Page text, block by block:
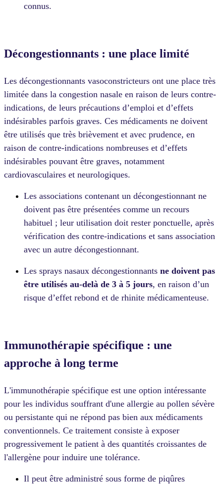
connus.
Décongestionnants : une place limité
Les décongestionnants vasoconstricteurs ont une place très
limitée dans la congestion nasale en raison de leurs contre-
indications, de leurs précautions d’emploi et d’effets
indésirables parfois graves. Ces médicaments ne doivent
être utilisés que très brièvement et avec prudence, en
raison de contre-indications nombreuses et d’effets
indésirables pouvant être graves, notamment
cardiovasculaires et neurologiques.
Les associations contenant un décongestionnant ne
doivent pas être présentées comme un recours
habituel ; leur utilisation doit rester ponctuelle, après
vérification des contre-indications et sans association
avec un autre décongestionnant.
Les sprays nasaux décongestionnants ne doivent pas
être utilisés au-delà de 3 à 5 jours, en raison d’un
risque d’effet rebond et de rhinite médicamenteuse.
Immunothérapie spécifique : une
approche à long terme
L'immunothérapie spécifique est une option intéressante
pour les individus souffrant d'une allergie au pollen sévère
ou persistante qui ne répond pas bien aux médicaments
conventionnels. Ce traitement consiste à exposer
progressivement le patient à des quantités croissantes de
l'allergène pour induire une tolérance.
Il peut être administré sous forme de piqûres